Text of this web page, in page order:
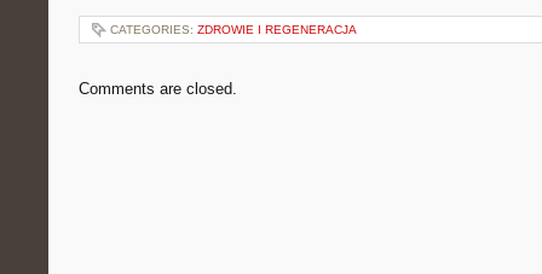
CATEGORIES: ZDROWIE I REGENERACJA
Comments are closed.